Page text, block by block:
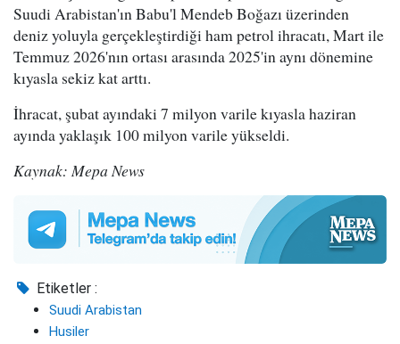
Suudi Arabistan'ın Babu'l Mendeb Boğazı üzerinden
deniz yoluyla gerçekleştirdiği ham petrol ihracatı, Mart ile
Temmuz 2026'nın ortası arasında 2025'in aynı dönemine
kıyasla sekiz kat arttı.
İhracat, şubat ayındaki 7 milyon varile kıyasla haziran
ayında yaklaşık 100 milyon varile yükseldi.
Kaynak: Mepa News
Etiketler :
Suudi Arabistan
Husiler